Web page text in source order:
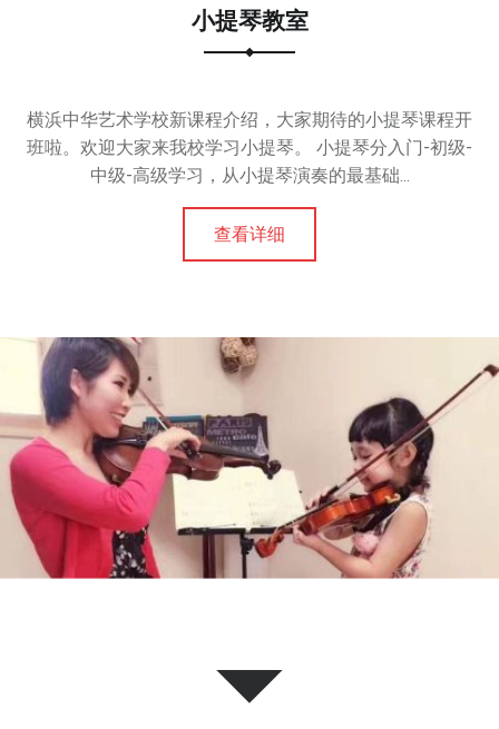
小提琴教室
横浜中华艺术学校新课程介绍，大家期待的小提琴课程开
班啦。欢迎大家来我校学习小提琴。 小提琴分入门-初级-
中级-高级学习，从小提琴演奏的最基础...
查看详细